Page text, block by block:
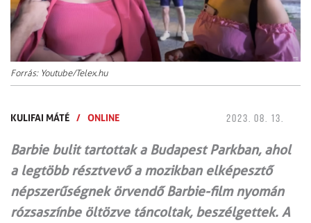
Forrás: Youtube/Telex.hu
KULIFAI MÁTÉ / ONLINE 2023. 08. 13.
Barbie bulit tartottak a Budapest Parkban, ahol
a legtöbb résztvevő a mozikban elképesztő
népszerűségnek örvendő Barbie-film nyomán
rózsaszínbe öltözve táncoltak, beszélgettek. A